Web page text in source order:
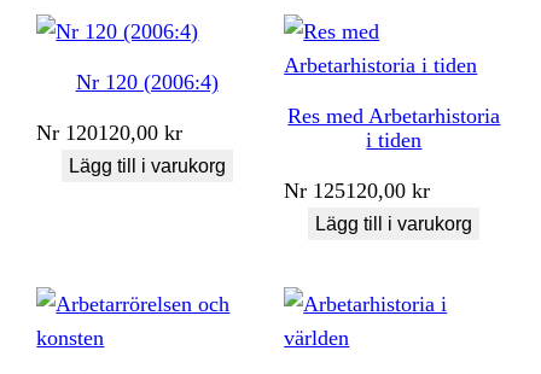
Nr 120 (2006:4)
Nr 120120,00kr
Lägg till i varukorg
Res med Arbetarhistoria
i tiden
Nr 125120,00kr
Lägg till i varukorg